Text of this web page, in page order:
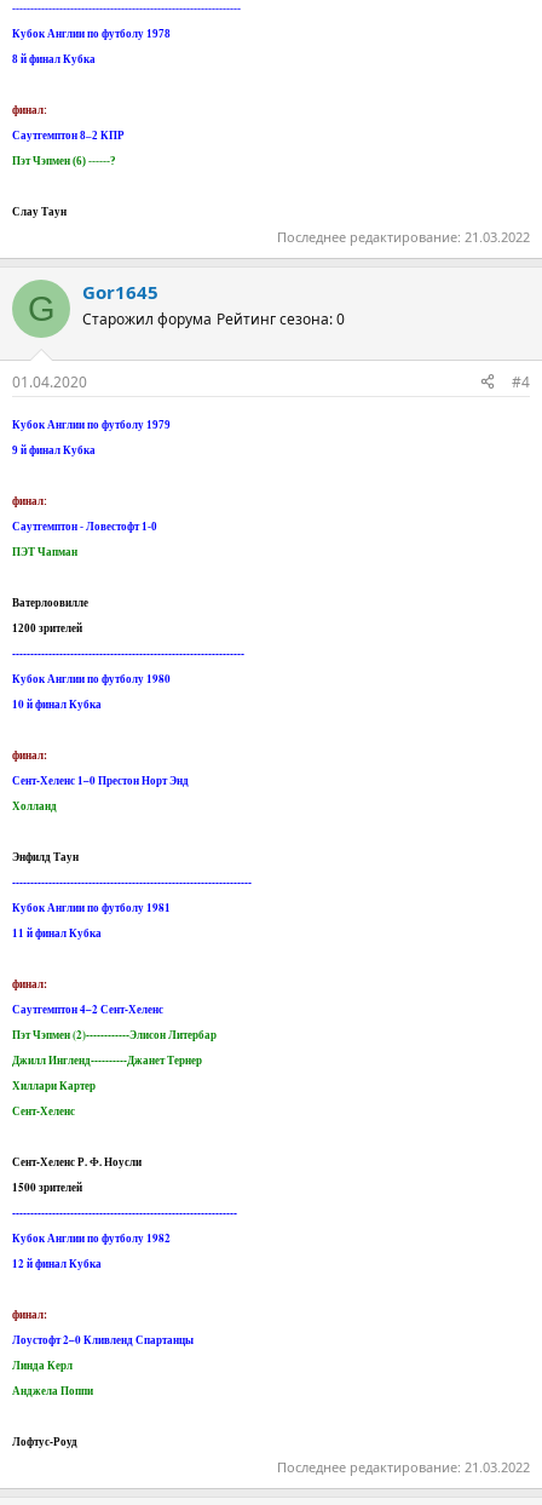
---------------------------------------------------------------
Кубок Англии по футболу 1978
8 й финал Кубка
финал:
Саутгемптон 8–2 КПР
Пэт Чэпмен (6) ------?
Слау Таун
Последнее редактирование: 21.03.2022
G Gor1645
Старожил форума Рейтинг сезона: 0
01.04.2020 #4
Кубок Англии по футболу 1979
9 й финал Кубка
финал:
Саутгемптон - Ловестофт 1-0
ПЭТ Чапман
Ватерлоовилле
1200 зрителей
----------------------------------------------------------------
Кубок Англии по футболу 1980
10 й финал Кубка
финал:
Сент-Хеленс 1–0 Престон Норт Энд
Холланд
Энфилд Таун
------------------------------------------------------------------
Кубок Англии по футболу 1981
11 й финал Кубка
финал:
Саутгемптон 4–2 Сент-Хеленс
Пэт Чэпмен (2)------------Элисон Литербар
Джилл Ингленд----------Джанет Тернер
Хиллари Картер
Сент-Хеленс
Сент-Хеленс Р. Ф. Ноусли
1500 зрителей
--------------------------------------------------------------
Кубок Англии по футболу 1982
12 й финал Кубка
финал:
Лоустофт 2–0 Кливленд Спартанцы
Линда Керл
Анджела Поппи
Лофтус-Роуд
Последнее редактирование: 21.03.2022